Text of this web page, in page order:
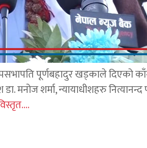
पूर्णबहादुर खड्काले दिएको
मनोज शर्मा, न्यायाधीशहरु